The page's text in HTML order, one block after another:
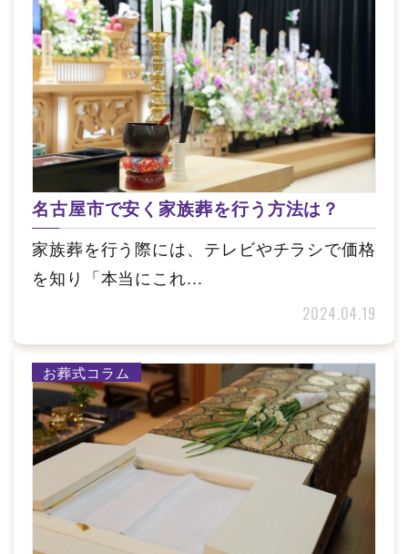
名古屋市で安く家族葬を行う方法は？
家族葬を行う際には、テレビやチラシで価格
を知り「本当にこれ...
2024.04.19
お葬式コラム